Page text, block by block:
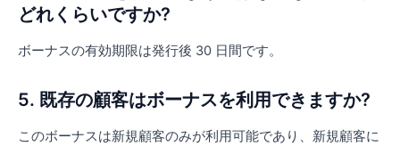
どれくらいですか?
ボーナスの有効期限は発行後 30 日間です。
5. 既存の顧客はボーナスを利用できますか?
このボーナスは新規顧客のみが利用可能であり、新規顧客に